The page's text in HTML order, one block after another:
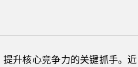
升核心竞争力的关键抓手。近